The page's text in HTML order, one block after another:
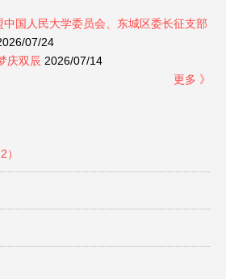
国人民大学委员会、东城区委长征支部
07/24
庆双辰 2026/07/14
更多 》